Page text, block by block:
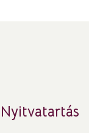
Nyitvatartás